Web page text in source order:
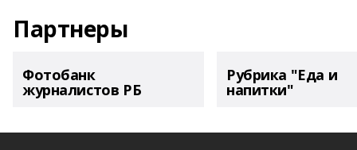
Партнеры
Фотобанк
журналистов РБ
Рубрика "Еда и
напитки"